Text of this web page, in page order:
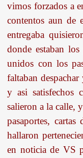
vimos forzados a
contentos aun de
entregaba
donde estaban
unidos con los
faltaban despachar
y asi satisfechos
salieron a la calle,
pasaportes,
hallaron
en noticia de VS